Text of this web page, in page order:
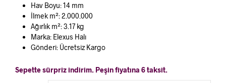
Hav Boyu: 14 mm
İlmek m²: 2.000.000
Ağırlık m²: 3.17 kg
Marka: Elexus Halı
Gönderi: Ücretsiz Kargo
Sepette sürpriz indirim. Peşin fiyatına 6 taksit.